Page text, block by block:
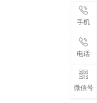
手机
电话
微信号